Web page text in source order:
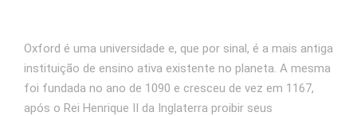
Oxford é uma universidade e, que por sinal, é a mais antiga
instituição de ensino ativa existente no planeta. A mesma
foi fundada no ano de 1090 e cresceu de vez em 1167,
após o Rei Henrique II da Inglaterra proibir seus